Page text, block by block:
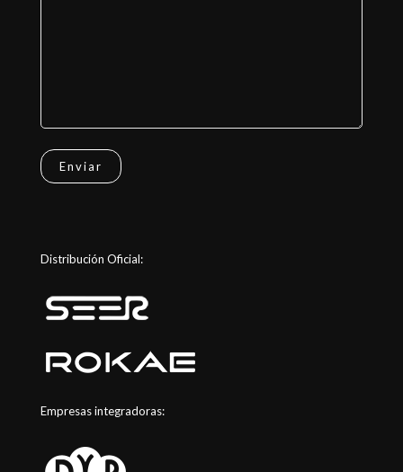
Distribución Oficial:
Empresas integradoras: